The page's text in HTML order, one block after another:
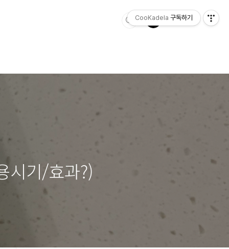
시기/효과?)
CooKadela 구독하기